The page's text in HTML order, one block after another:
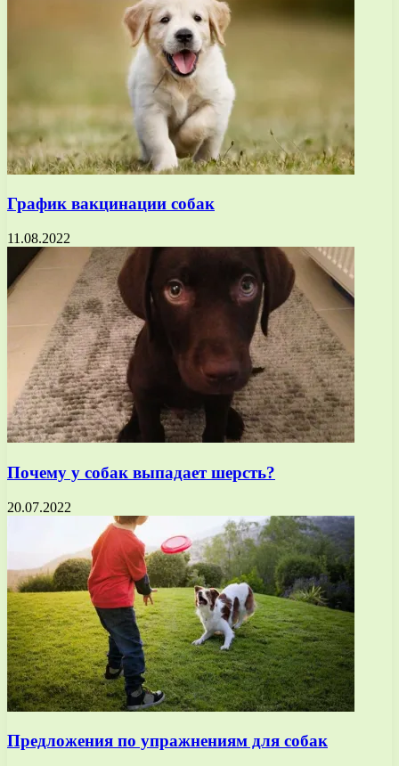
График вакцинации собак
11.08.2022
Почему у собак выпадает шерсть?
20.07.2022
Предложения по упражнениям для собак